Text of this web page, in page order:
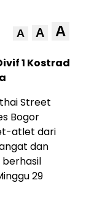
A A A
1 Kostrad
Street
Bogor
atlet dari
dan
29